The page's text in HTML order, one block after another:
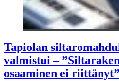
Tapiolan
valmistui –
osaaminen ei riittänyt”